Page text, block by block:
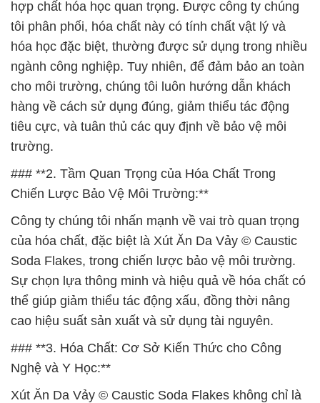
hợp chất hóa học quan trọng. Được công ty chúng
tôi phân phối, hóa chất này có tính chất vật lý và
hóa học đặc biệt, thường được sử dụng trong nhiều
ngành công nghiệp. Tuy nhiên, để đảm bảo an toàn
cho môi trường, chúng tôi luôn hướng dẫn khách
hàng về cách sử dụng đúng, giảm thiểu tác động
tiêu cực, và tuân thủ các quy định về bảo vệ môi
trường.
### **2. Tầm Quan Trọng của Hóa Chất Trong
Chiến Lược Bảo Vệ Môi Trường:**
Công ty chúng tôi nhấn mạnh về vai trò quan trọng
của hóa chất, đặc biệt là Xút Ăn Da Vảy © Caustic
Soda Flakes, trong chiến lược bảo vệ môi trường.
Sự chọn lựa thông minh và hiệu quả về hóa chất có
thể giúp giảm thiểu tác động xấu, đồng thời nâng
cao hiệu suất sản xuất và sử dụng tài nguyên.
### **3. Hóa Chất: Cơ Sở Kiến Thức cho Công
Nghệ và Y Học:**
Xút Ăn Da Vảy © Caustic Soda Flakes không chỉ là